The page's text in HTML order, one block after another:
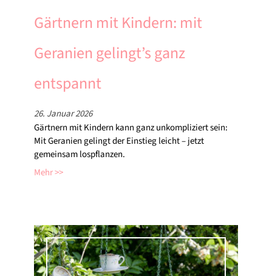
Gärtnern mit Kindern: mit
Geranien gelingt’s ganz
entspannt
26. Januar 2026
Gärtnern mit Kindern kann ganz unkompliziert sein:
Mit Geranien gelingt der Einstieg leicht – jetzt
gemeinsam lospflanzen.
Mehr